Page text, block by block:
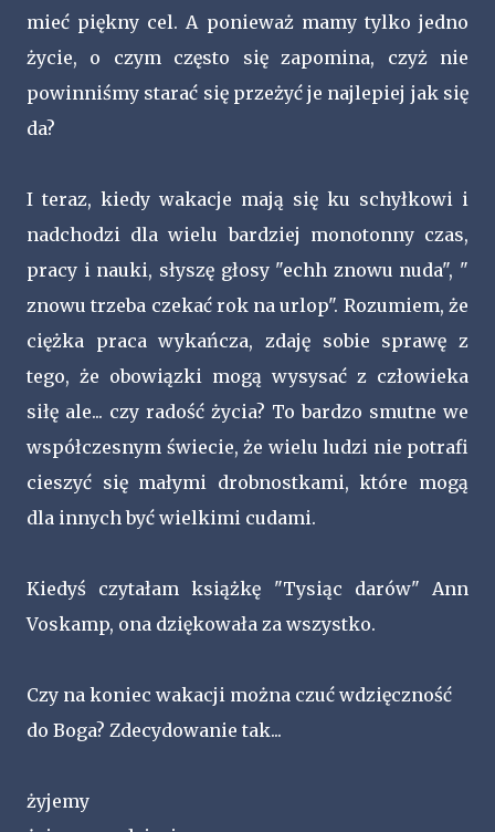
mieć piękny cel. A ponieważ mamy tylko jedno
życie, o czym często się zapomina, czyż nie
powinniśmy starać się przeżyć je najlepiej jak się
da?
I teraz, kiedy wakacje mają się ku schyłkowi i
nadchodzi dla wielu bardziej monotonny czas,
pracy i nauki, słyszę głosy "echh znowu nuda", "
znowu trzeba czekać rok na urlop". Rozumiem, że
ciężka praca wykańcza, zdaję sobie sprawę z
tego, że obowiązki mogą wysysać z człowieka
siłę ale... czy radość życia? To bardzo smutne we
współczesnym świecie, że wielu ludzi nie potrafi
cieszyć się małymi drobnostkami, które mogą
dla innych być wielkimi cudami.
Kiedyś czytałam książkę "Tysiąc darów" Ann
Voskamp, ona dziękowała za wszystko.
Czy na koniec wakacji można czuć wdzięczność
do Boga? Zdecydowanie tak...
żyjemy